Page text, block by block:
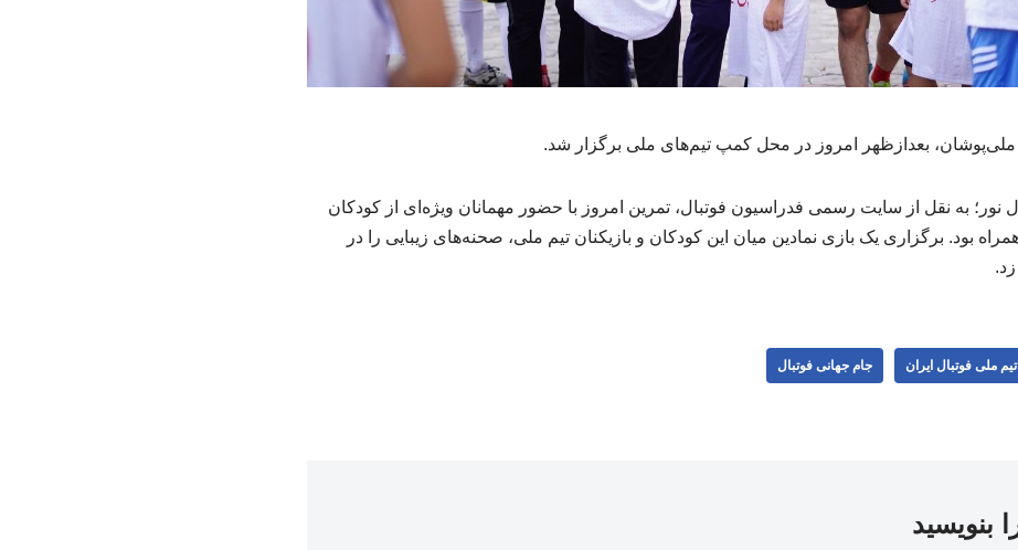
ملی‌پوشان، بعدازظهر امروز در محل کمپ تیم‌های ملی برگزار شد.
به نقل از سایت رسمی فدراسیون فوتبال، تمرین امروز با حضور مهمانان ویژه‌ای از کودکان
بود. برگزاری یک بازی نمادین میان این کودکان و بازیکنان تیم ملی، صحنه‌های زیبایی را در
تیم ملی فوتبال ایران جام جهانی فوتبال
بنویسید